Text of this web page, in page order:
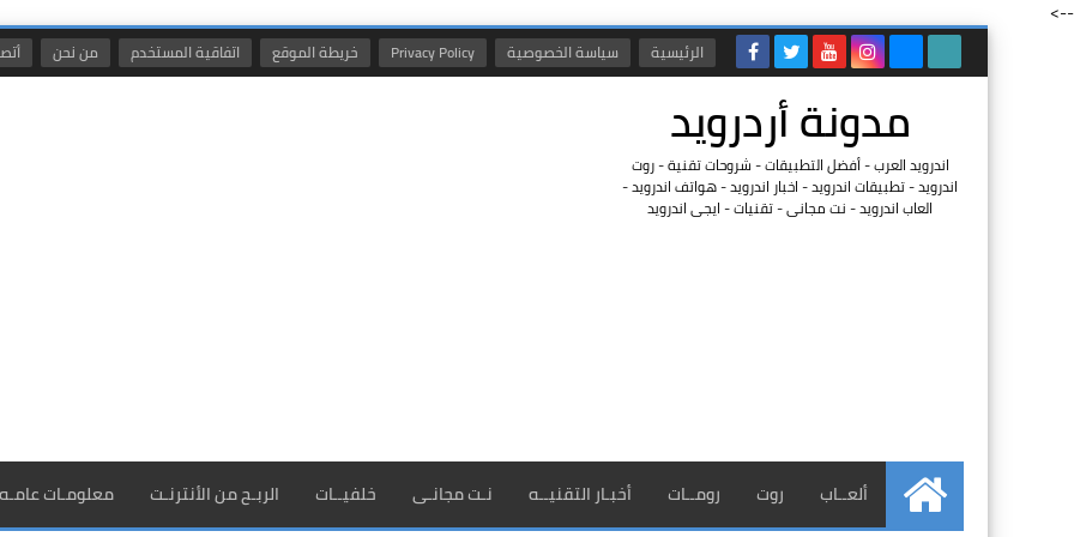
-->
الرئيسية سياسة الخصوصية Privacy Policy خريطة الموقع اتفاقية المستخدم من نحن
مدونة أردرويد
اندرويد العرب - أفضل التطبيقات - شروحات تقنية - روت
اندرويد - تطبيقات اندرويد - اخبار اندرويد - هواتف اندرويد -
العاب اندرويد - نت مجانى - تقنيات - ايجى اندرويد
الرئيسية
ألعــاب روت رومــات أخبـار التقنيــه نـت مجانـى خلفيــات الربـح من الأنترنـت معلومـات عامـه